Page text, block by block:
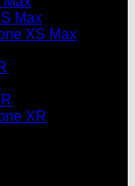
Max
XS Max
XR